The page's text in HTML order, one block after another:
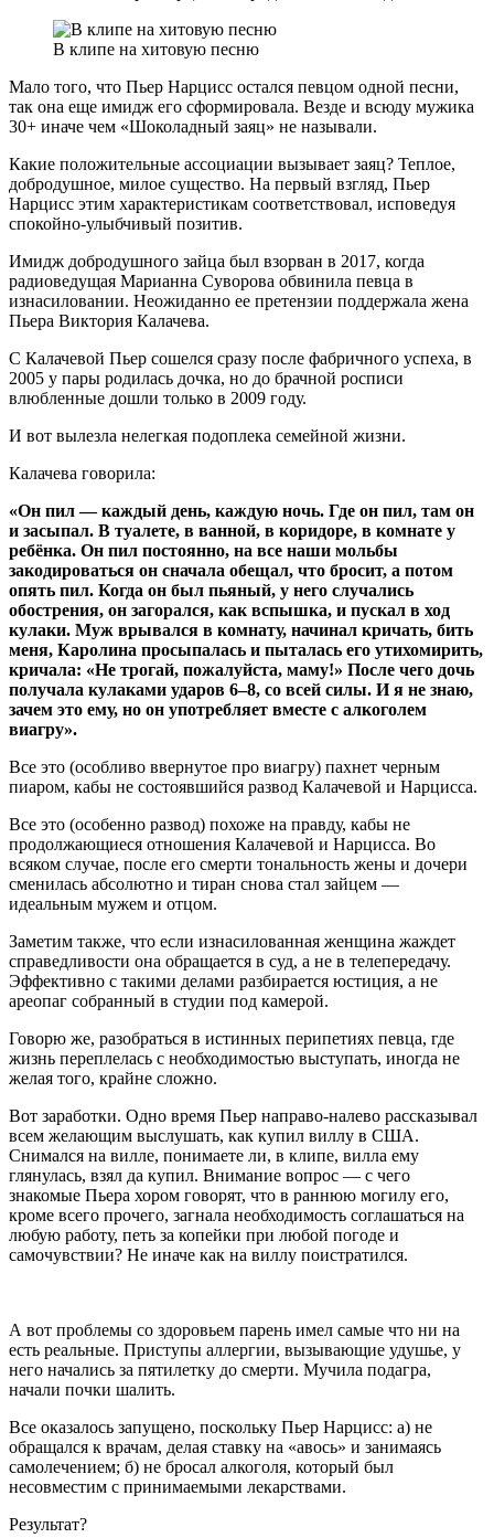
В клипе на хитовую песню
Мало того, что Пьер Нарцисс остался певцом одной песни,
так она еще имидж его сформировала. Везде и всюду мужика
30+ иначе чем «Шоколадный заяц» не называли.
Какие положительные ассоциации вызывает заяц? Теплое,
добродушное, милое существо. На первый взгляд, Пьер
Нарцисс этим характеристикам соответствовал, исповедуя
спокойно-улыбчивый позитив.
Имидж добродушного зайца был взорван в 2017, когда
радиоведущая Марианна Суворова обвинила певца в
изнасиловании. Неожиданно ее претензии поддержала жена
Пьера Виктория Калачева.
С Калачевой Пьер сошелся сразу после фабричного успеха, в
2005 у пары родилась дочка, но до брачной росписи
влюбленные дошли только в 2009 году.
И вот вылезла нелегкая подоплека семейной жизни.
Калачева говорила:
«Он пил — каждый день, каждую ночь. Где он пил, там он
и засыпал. В туалете, в ванной, в коридоре, в комнате у
ребёнка. Он пил постоянно, на все наши мольбы
закодироваться он сначала обещал, что бросит, а потом
опять пил. Когда он был пьяный, у него случались
обострения, он загорался, как вспышка, и пускал в ход
кулаки. Муж врывался в комнату, начинал кричать, бить
меня, Каролина просыпалась и пыталась его утихомирить,
кричала: «Не трогай, пожалуйста, маму!» После чего дочь
получала кулаками ударов 6–8, со всей силы. И я не знаю,
зачем это ему, но он употребляет вместе с алкоголем
виагру».
Все это (особливо ввернутое про виагру) пахнет черным
пиаром, кабы не состоявшийся развод Калачевой и Нарцисса.
Все это (особенно развод) похоже на правду, кабы не
продолжающиеся отношения Калачевой и Нарцисса. Во
всяком случае, после его смерти тональность жены и дочери
сменилась абсолютно и тиран снова стал зайцем —
идеальным мужем и отцом.
Заметим также, что если изнасилованная женщина жаждет
справедливости она обращается в суд, а не в телепередачу.
Эффективно с такими делами разбирается юстиция, а не
ареопаг собранный в студии под камерой.
Говорю же, разобраться в истинных перипетиях певца, где
жизнь переплелась с необходимостью выступать, иногда не
желая того, крайне сложно.
Вот заработки. Одно время Пьер направо-налево рассказывал
всем желающим выслушать, как купил виллу в США.
Снимался на вилле, понимаете ли, в клипе, вилла ему
глянулась, взял да купил. Внимание вопрос — с чего
знакомые Пьера хором говорят, что в раннюю могилу его,
кроме всего прочего, загнала необходимость соглашаться на
любую работу, петь за копейки при любой погоде и
самочувствии? Не иначе как на виллу поистратился.
А вот проблемы со здоровьем парень имел самые что ни на
есть реальные. Приступы аллергии, вызывающие удушье, у
него начались за пятилетку до смерти. Мучила подагра,
начали почки шалить.
Все оказалось запущено, поскольку Пьер Нарцисс: а) не
обращался к врачам, делая ставку на «авось» и занимаясь
самолечением; б) не бросал алкоголя, который был
несовместим с принимаемыми лекарствами.
Результат?